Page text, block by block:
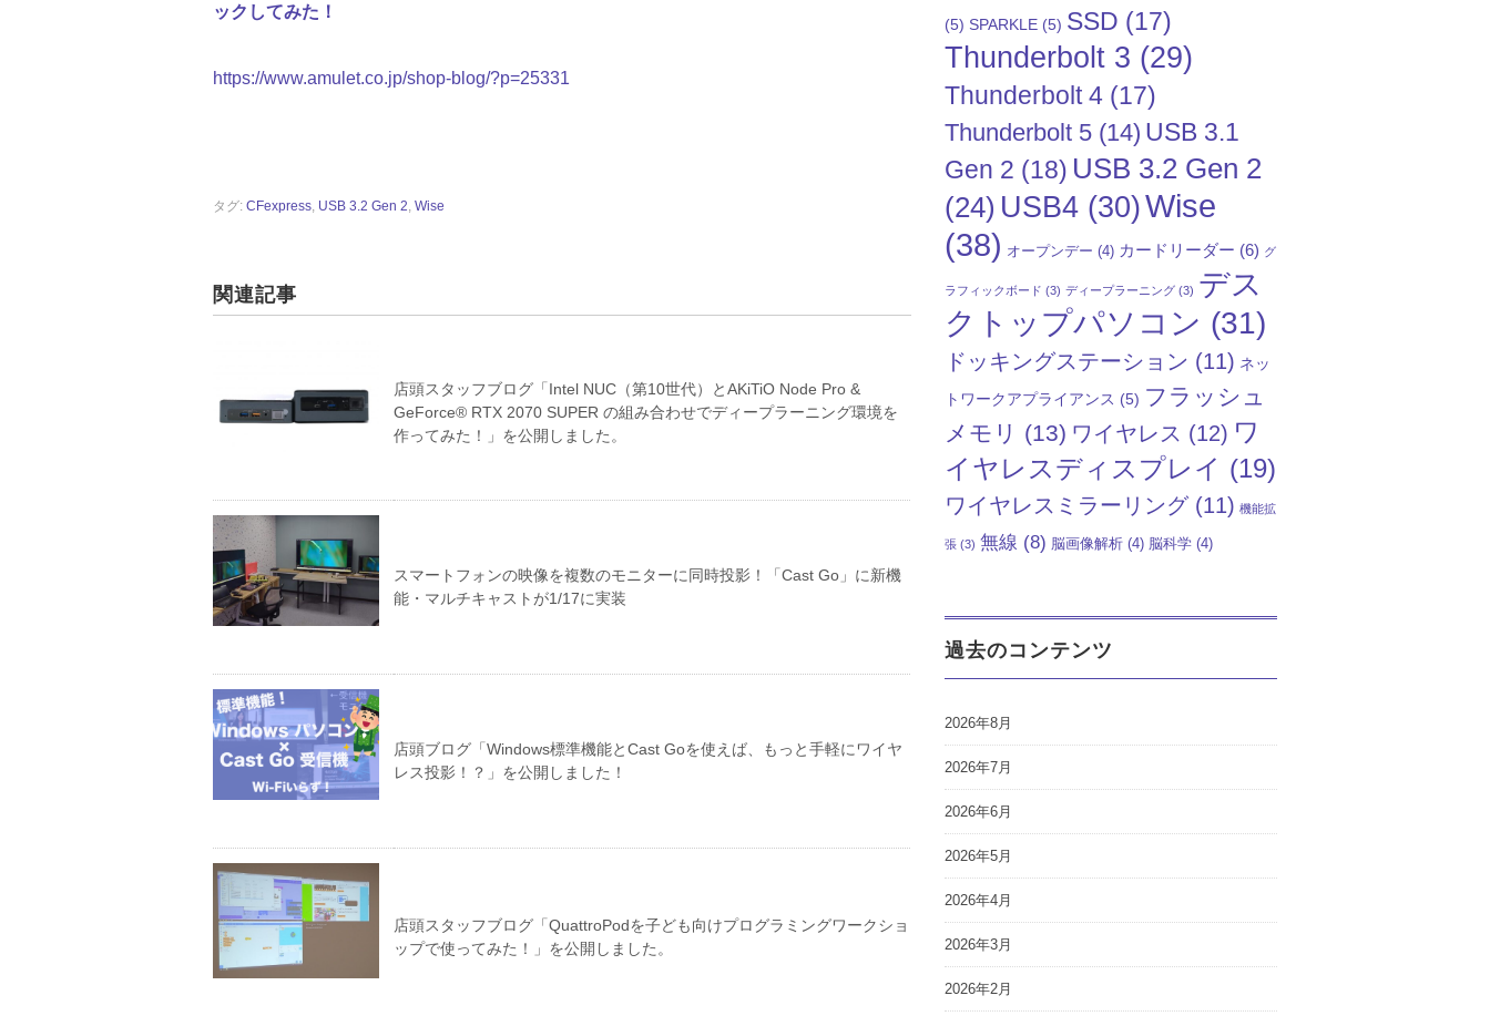
ックしてみた！
https://www.amulet.co.jp/shop-blog/?p=25331
タグ: CFexpress USB 3.2 Gen 2 Wise
関連記事
店頭スタッフブログ「Intel NUC（第10世代）とAKiTiO Node Pro &
GeForce® RTX 2070 SUPER の組み合わせでディープラーニング環境を
作ってみた！」を公開しました。
スマートフォンの映像を複数のモニターに同時投影！「Cast Go」に新機
能・マルチキャストが1/17に実装
店頭ブログ「Windows標準機能とCast Goを使えば、もっと手軽にワイヤ
レス投影！？」を公開しました！
店頭スタッフブログ「QuattroPodを子ども向けプログラミングワークショ
ップで使ってみた！」を公開しました。
(5) SPARKLE (5) SSD (17)
Thunderbolt 3 (29)
Thunderbolt 4 (17)
Thunderbolt 5 (14) USB 3.1
Gen 2 (18) USB 3.2 Gen 2
(24) USB4 (30)Wise
(38) オープンデー (4) カードリーダー (6) グ
ラフィックボード (3) ディープラーニング (3) デス
クトップパソコン (31)
ドッキングステーション (11) ネッ
トワークアプライアンス (5) フラッシュ
メモリ (13) ワイヤレス (12) ワ
イヤレスディスプレイ (19)
ワイヤレスミラーリング(11) 機能拡
張 (3) 無線 (8) 脳画像解析 (4) 脳科学 (4)
過去のコンテンツ
2026年8月
2026年7月
2026年6月
2026年5月
2026年4月
2026年3月
2026年2月